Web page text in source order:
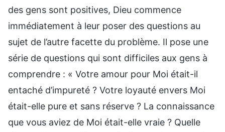
des gens sont positives, Dieu commence
immédiatement à leur poser des questions au
sujet de l’autre facette du problème. Il pose une
série de questions qui sont difficiles aux gens à
comprendre : « Votre amour pour Moi était-il
entaché d’impureté ? Votre loyauté envers Moi
était-elle pure et sans réserve ? La connaissance
que vous aviez de Moi était-elle vraie ? Quelle